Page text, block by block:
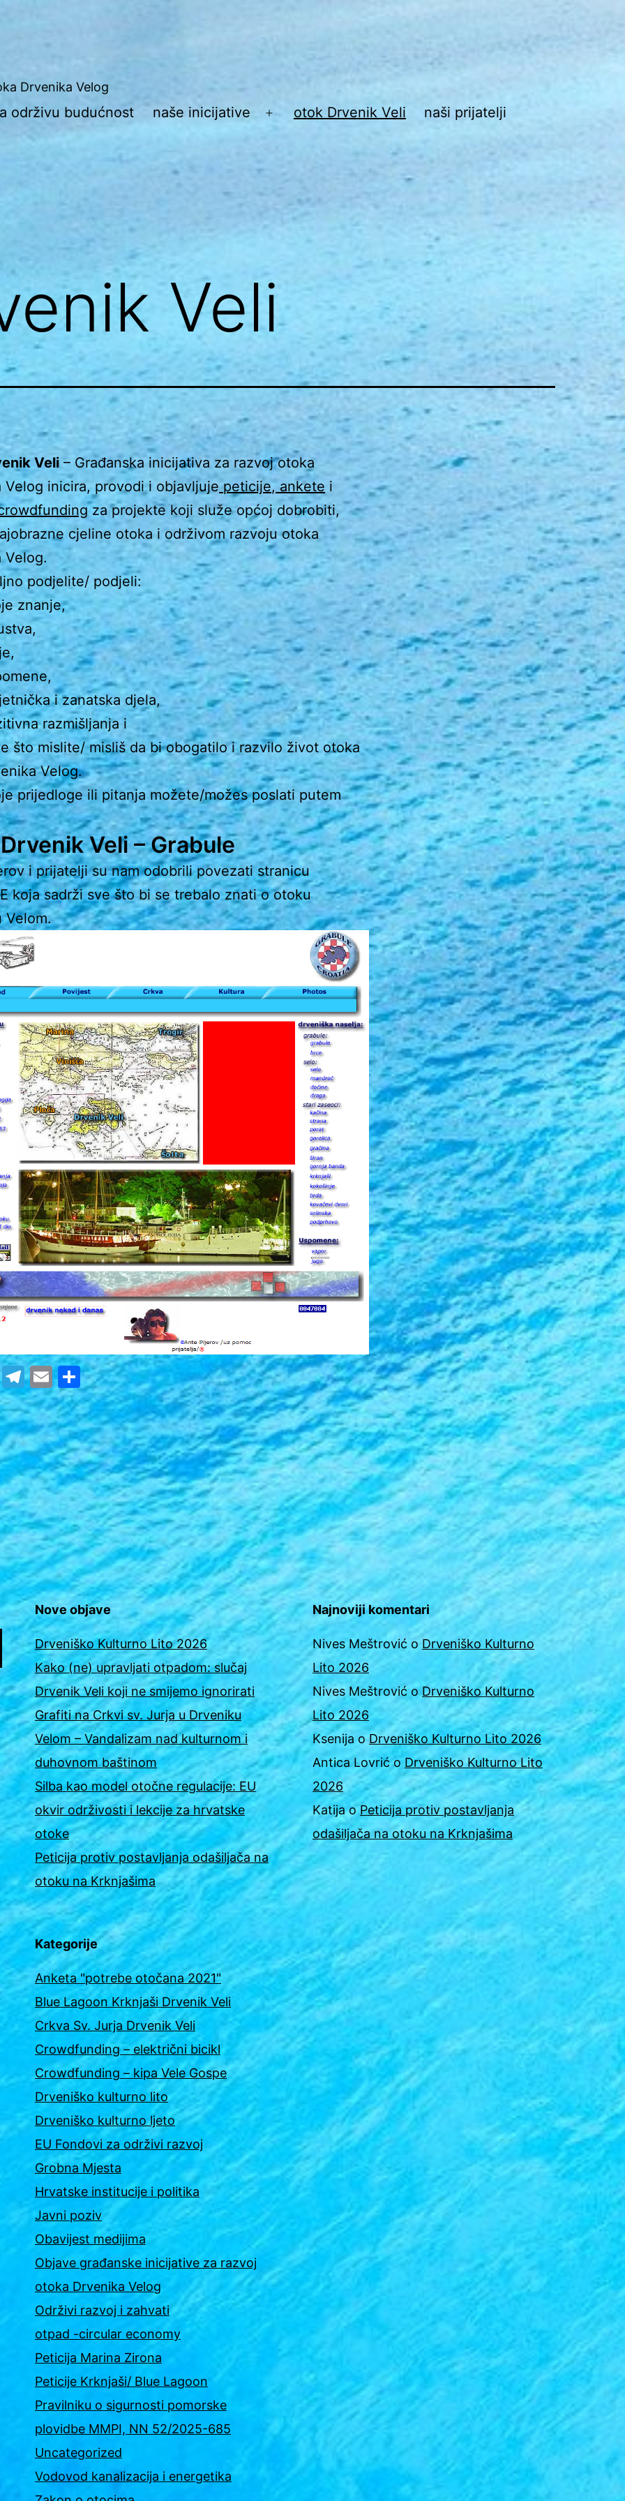
Drvenika Velog
održivu budućnost naše inicijative
Otvori
otok Drvenik Veli naši prijatelji
Veli
Veli – Građanska inicijativa za razvoj otoka
Velog inicira, provodi i objavljujepeticije,ankete i
za projekte koji služe općoj dobrobiti,
cjeline otoka i održivom razvoju otoka
Velog.
podjelite/ podjeli:
znanje,
i zanatska djela,
razmišljanja i
što mislite/ misliš da bi obogatilo i razvilo život otoka
Velog.
prijedloge ili pitanja možete/možes poslati putem
Veli – Grabule
i prijatelji su nam odobrili povezati stranicu
koja sadrži sve što bi se trebalo znati o otoku
Velom.
Telegram
EmailShare
Nove objave
Drveniško Kulturno Lito 2026
Kako (ne) upravljati otpadom: slučaj
Drvenik Veli koji ne smijemo ignorirati
Grafiti na Crkvi sv. Jurja u Drveniku
Velom – Vandalizam nad kulturnom i
duhovnom baštinom
Silba kao model otočne regulacije: EU
okvir održivosti i lekcije za hrvatske
otoke
Peticija protiv postavljanja odašiljača na
otoku na Krknjašima
Najnoviji komentari
Nives Meštrović o Drveniško Kulturno
Lito 2026
Nives Meštrovićo Drveniško Kulturno
Lito 2026
Ksenija oDrveniško Kulturno Lito 2026
Antica LovrićoDrveniško Kulturno Lito
2026
KatijaoPeticija protiv postavljanja
odašiljača na otoku na Krknjašima
Kategorije
Anketa "potrebe otočana 2021"
Blue Lagoon Krknjaši Drvenik Veli
Crkva Sv. Jurja Drvenik Veli
Crowdfunding – električni bicikl
Crowdfunding – kipa Vele Gospe
Drveniško kulturno lito
Drveniško kulturno ljeto
EU Fondovi za održivi razvoj
Grobna Mjesta
Hrvatske institucije i politika
Javni poziv
Obavijest medijima
Objave građanske inicijative za razvoj
otoka Drvenika Velog
Održivi razvoj i zahvati
otpad -circular economy
Peticija Marina Zirona
Peticije Krknjaši/ Blue Lagoon
Pravilniku o sigurnosti pomorske
plovidbe MMPI, NN 52/2025-685
Uncategorized
Vodovod kanalizacija i energetika